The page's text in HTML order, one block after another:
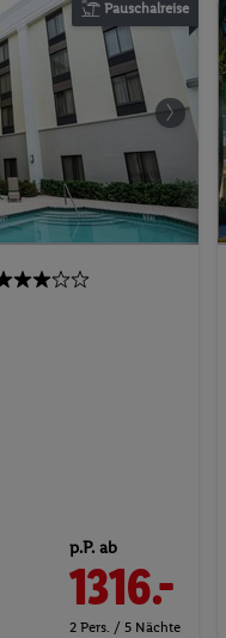
Pauschalreise
p.P. ab
1316.-
2 Pers. / 5 Nächte